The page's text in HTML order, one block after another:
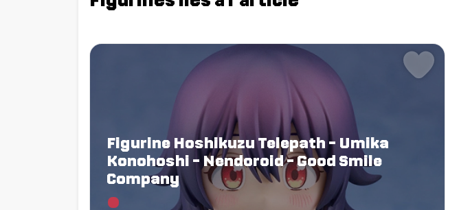
Figurine Hoshikuzu Telepath - Umika
Konohoshi - Nendoroid - Good Smile
Company